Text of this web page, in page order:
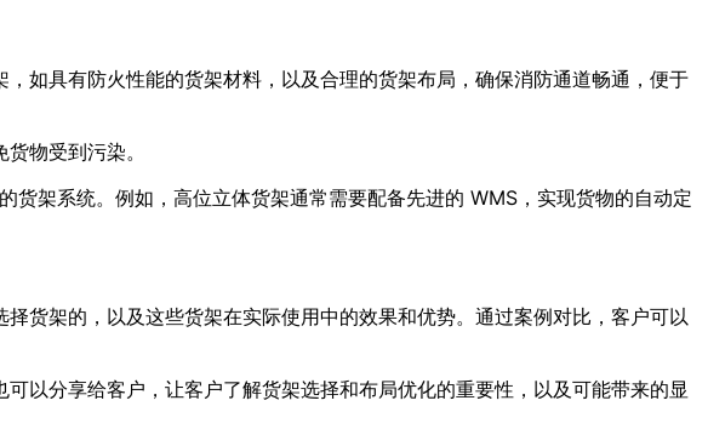
如具有防火性能的货架材料，以及合理的货架布局，确保消防通道畅通，便于
物受到污染。
货架系统。例如，高位立体货架通常需要配备先进的 WMS，实现货物的自动定
货架的，以及这些货架在实际使用中的效果和优势。通过案例对比，客户可以
以分享给客户，让客户了解货架选择和布局优化的重要性，以及可能带来的显